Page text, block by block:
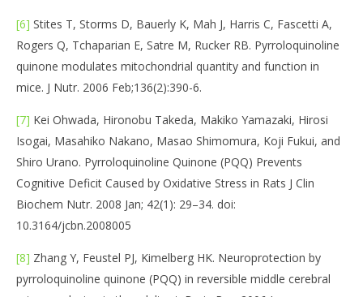
[6] Stites T, Storms D, Bauerly K, Mah J, Harris C, Fascetti A,
Rogers Q, Tchaparian E, Satre M, Rucker RB. Pyrroloquinoline
quinone modulates mitochondrial quantity and function in
mice. J Nutr. 2006 Feb;136(2):390-6.
[7] Kei Ohwada, Hironobu Takeda, Makiko Yamazaki, Hirosi
Isogai, Masahiko Nakano, Masao Shimomura, Koji Fukui, and
Shiro Urano. Pyrroloquinoline Quinone (PQQ) Prevents
Cognitive Deficit Caused by Oxidative Stress in Rats J Clin
Biochem Nutr. 2008 Jan; 42(1): 29–34. doi:
10.3164/jcbn.2008005
[8] Zhang Y, Feustel PJ, Kimelberg HK. Neuroprotection by
pyrroloquinoline quinone (PQQ) in reversible middle cerebral